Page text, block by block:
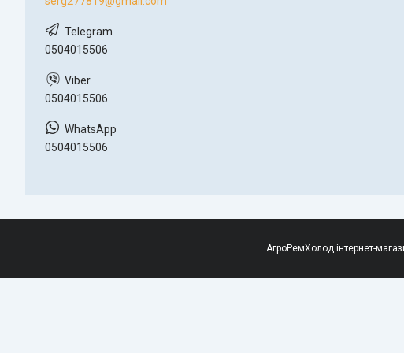
0504015506
0504015506
0504015506